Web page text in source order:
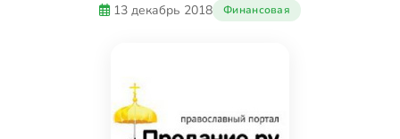
13 декабрь 2018 Финансовая